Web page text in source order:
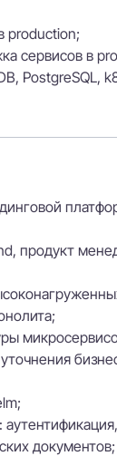
production;
сервисов в
PostgreSQL,
продукт
документов;